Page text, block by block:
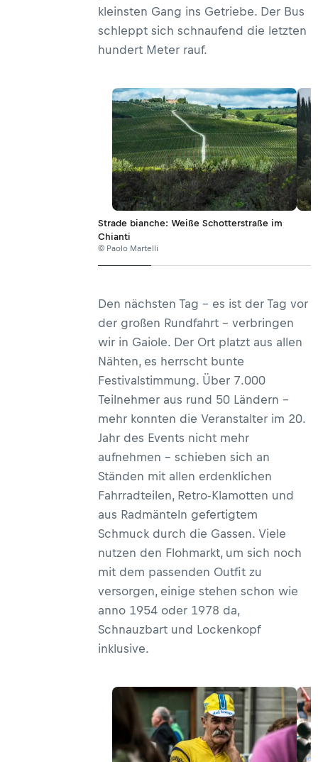
kleinsten Gang ins Getriebe. Der Bus
schleppt sich schnaufend die letzten
hundert Meter rauf.
Strade bianche: Weiße Schotterstraße im
Chianti
© Paolo Martelli
Den nächsten Tag – es ist der Tag vor
der großen Rundfahrt – verbringen
wir in Gaiole. Der Ort platzt aus allen
Nähten, es herrscht bunte
Festivalstimmung. Über 7.000
Teilnehmer aus rund 50 Ländern –
mehr konnten die Veranstalter im 20.
Jahr des Events nicht mehr
aufnehmen – schieben sich an
Ständen mit allen erdenklichen
Fahrradteilen, Retro-Klamotten und
aus Radmänteln gefertigtem
Schmuck durch die Gassen. Viele
nutzen den Flohmarkt, um sich noch
mit dem passenden Outfit zu
versorgen, einige stehen schon wie
anno 1954 oder 1978 da,
Schnauzbart und Lockenkopf
inklusive.